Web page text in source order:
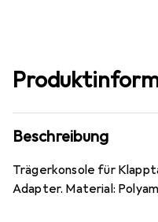
Beschreibung
Trägerkonsole für
Adapter. Material: